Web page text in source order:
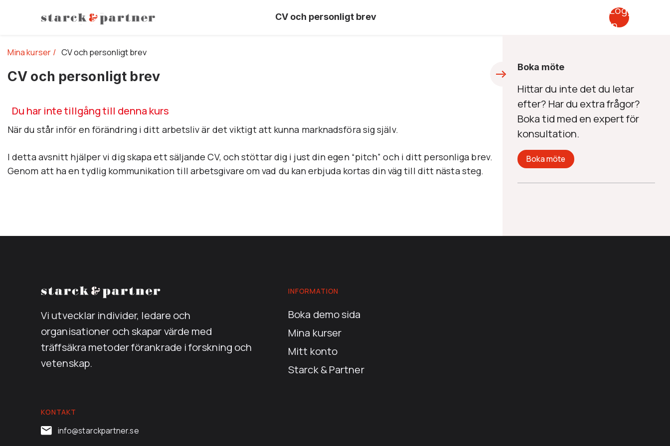
CV och personligt brev
Logga
in
Mina kurser CV och personligt brev
CV och personligt brev
Du har inte tillgång till denna kurs
När du står inför en förändring i ditt arbetsliv är det viktigt att kunna marknadsföra sig själv.
I detta avsnitt hjälper vi dig skapa ett säljande CV, och stöttar dig i just din egen “pitch” och i ditt personliga brev.
Genom att ha en tydlig kommunikation till arbetsgivare om vad du kan erbjuda kortas din väg till ditt nästa steg.
Boka möte
Hittar du inte det du letar
efter? Har du extra frågor?
Boka tid med en expert för
konsultation.
Boka möte
Vi utvecklar individer, ledare och
organisationer och skapar värde med
träffsäkra metoder förankrade i forskning och
vetenskap.
KONTAKT
info@starckpartner.se
INFORMATION
Boka demo sida
Mina kurser
Mitt konto
Starck & Partner